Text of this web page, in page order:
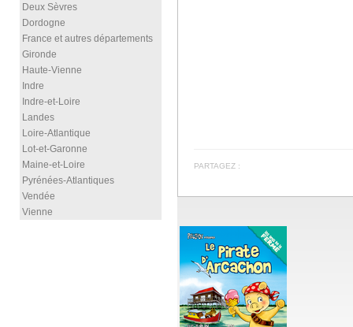
Deux Sèvres
Dordogne
France et autres départements
Gironde
Haute-Vienne
Indre
Indre-et-Loire
Landes
Loire-Atlantique
Lot-et-Garonne
Maine-et-Loire
Pyrénées-Atlantiques
Vendée
Vienne
PARTAGEZ :